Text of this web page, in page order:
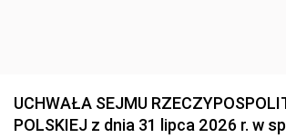
UCHWAŁA SEJMU
POLSKIEJ z dnia 31 lipca 2026 r. w